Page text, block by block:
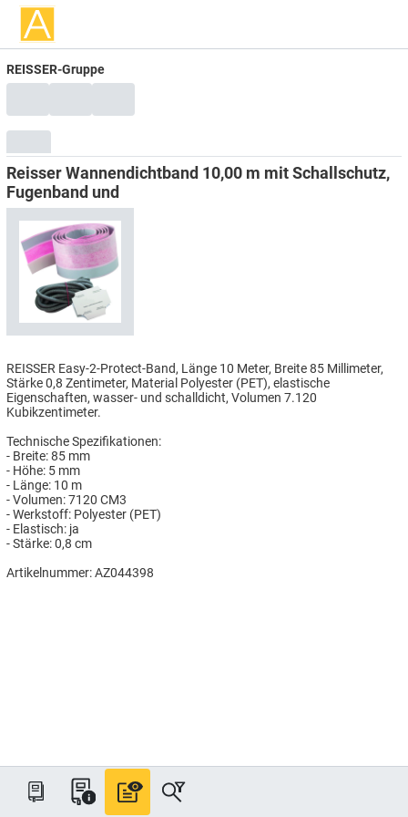
REISSER-Gruppe
Reisser Wannendichtband 10,00 m mit Schallschutz,
Fugenband und
REISSER Easy-2-Protect-Band, Länge 10 Meter, Breite 85 Millimeter,
Stärke 0,8 Zentimeter, Material Polyester (PET), elastische
Eigenschaften, wasser- und schalldicht, Volumen 7.120
Kubikzentimeter.
Technische Spezifikationen:
- Breite: 85 mm
- Höhe: 5 mm
- Länge: 10 m
- Volumen: 7120 CM3
- Werkstoff: Polyester (PET)
- Elastisch: ja
- Stärke: 0,8 cm
Artikelnummer: AZ044398